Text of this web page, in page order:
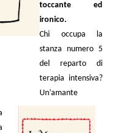
toccante ed
ironico.
Chi occupa la
stanza
numero 5
del reparto di
terapia intensiva?
Un’amante